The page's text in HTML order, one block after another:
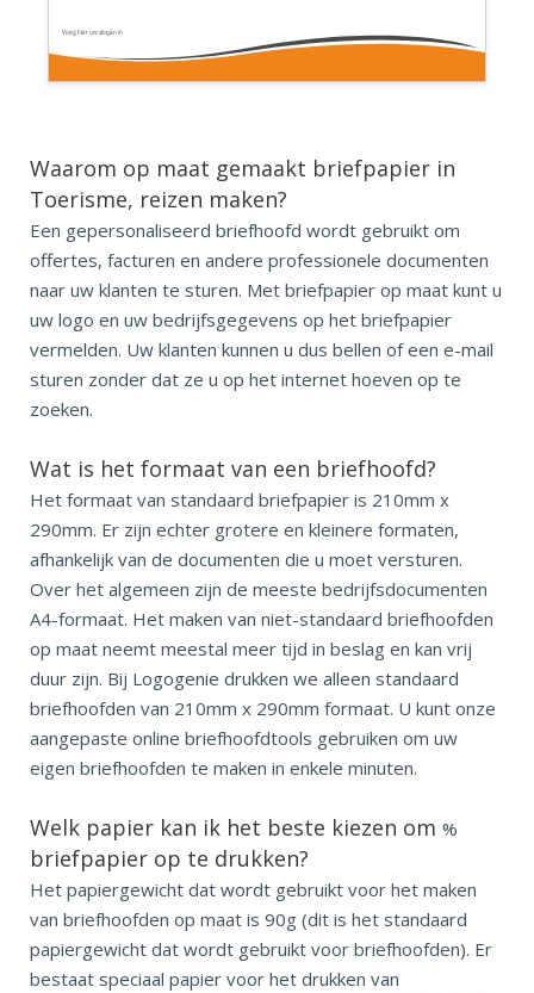
Voeg hier uw slogan in
Waarom op maat gemaakt briefpapier in
Toerisme, reizen maken?
Een gepersonaliseerd briefhoofd wordt gebruikt om
offertes, facturen en andere professionele documenten
naar uw klanten te sturen. Met briefpapier op maat kunt u
uw logo en uw bedrijfsgegevens op het briefpapier
vermelden. Uw klanten kunnen u dus bellen of een e-mail
sturen zonder dat ze u op het internet hoeven op te
zoeken.
Wat is het formaat van een briefhoofd?
Het formaat van standaard briefpapier is 210mm x
290mm. Er zijn echter grotere en kleinere formaten,
afhankelijk van de documenten die u moet versturen.
Over het algemeen zijn de meeste bedrijfsdocumenten
A4-formaat. Het maken van niet-standaard briefhoofden
op maat neemt meestal meer tijd in beslag en kan vrij
duur zijn. Bij Logogenie drukken we alleen standaard
briefhoofden van 210mm x 290mm formaat. U kunt onze
aangepaste online briefhoofdtools gebruiken om uw
eigen briefhoofden te maken in enkele minuten.
Welk papier kan ik het beste kiezen om %
briefpapier op te drukken?
Het papiergewicht dat wordt gebruikt voor het maken
van briefhoofden op maat is 90g (dit is het standaard
papiergewicht dat wordt gebruikt voor briefhoofden). Er
bestaat speciaal papier voor het drukken van